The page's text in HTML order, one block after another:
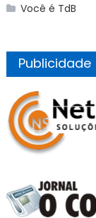
Você é TdB
Publicidade